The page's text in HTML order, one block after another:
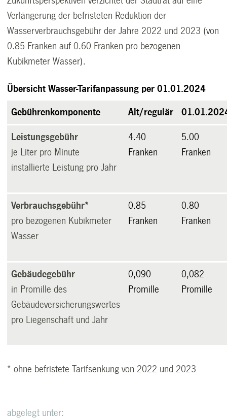
Verlängerung der befristeten Reduktion der
Wasserverbrauchsgebühr der Jahre 2022 und 2023 (von
0.85 Franken auf 0.60 Franken pro bezogenen
Kubikmeter Wasser).
Übersicht Wasser-Tarifanpassung per 01.01.2024
Gebührenkomponente Alt/regulär
Leistungsgebühr
je Liter pro Minute
installierte Leistung pro Jahr
4.40
Franken
5.00
Franken
Verbrauchsgebühr*
pro bezogenen Kubikmeter
Wasser
0.85
Franken
0.80
Franken
Gebäudegebühr
in Promille des
Gebäudeversicherungswertes
pro Liegenschaft und Jahr
0,090
Promille
0,082
Promille
* ohne befristete Tarifsenkung von 2022 und 2023
abgelegt unter: